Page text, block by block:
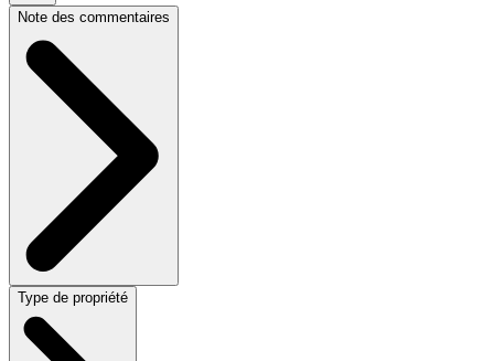
Note des commentaires
Type de propriété